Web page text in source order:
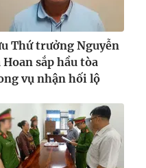
Thứ trưởng Nguyễn
Hoan sắp hầu tòa
vụ nhận hối lộ